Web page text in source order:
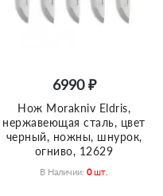
6990 ₽
Нож Morakniv Eldris,
нержавеющая сталь, цвет
черный, ножны, шнурок,
огниво, 12629
В Наличии: 0 Шт.